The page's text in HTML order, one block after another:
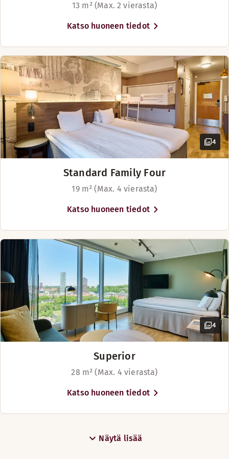
13 m² (Max. 2 vierasta)
Katso huoneen tiedot
4
Standard Family Four
19 m² (Max. 4 vierasta)
Katso huoneen tiedot
4
Superior
28 m² (Max. 4 vierasta)
Katso huoneen tiedot
Näytä lisää